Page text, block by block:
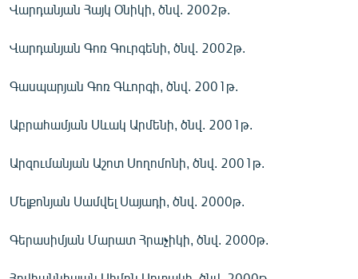
Վարդանյան Հայկ Օնիկի, ծնվ. 2002թ.
Վարդանյան Գոռ Գուրգենի, ծնվ. 2002թ.
Գասպարյան Գոռ Գևորգի, ծնվ. 2001թ.
Աբրահամյան Սևակ Արմենի, ծնվ. 2001թ.
Արզումանյան Աշոտ Սողոմոնի, ծնվ. 2001թ.
Մելքոնյան Սամվել Սայադի, ծնվ. 2000թ.
Գերասիմյան Մարատ Հրաչիկի, ծնվ. 2000թ.